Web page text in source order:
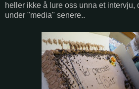
heller ikke å lure oss unna et intervju,
under "media" senere..